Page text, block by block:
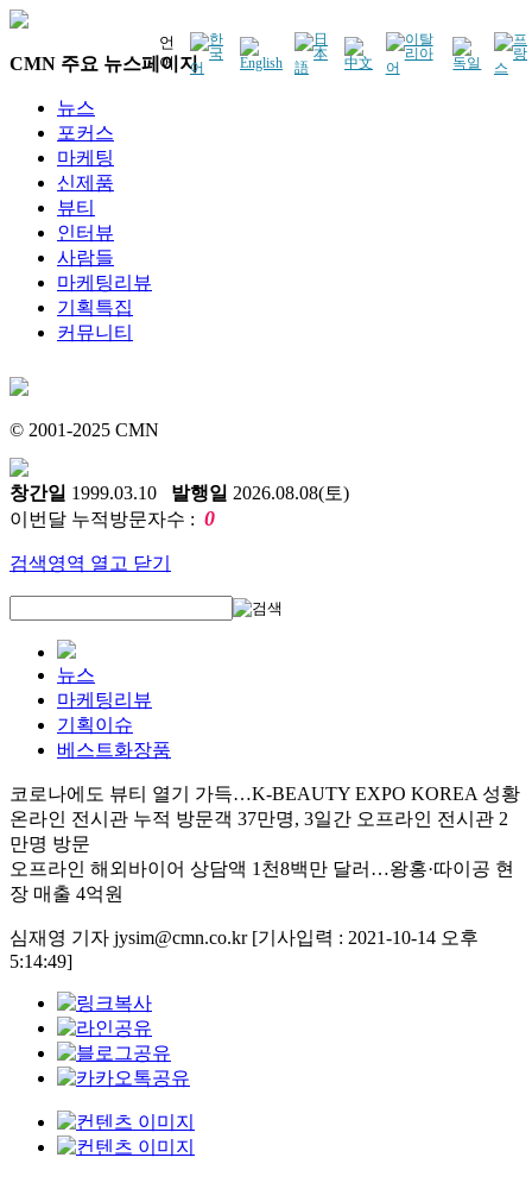
언
어
CMN 주요 뉴스페이지
뉴스
포커스
마케팅
신제품
뷰티
인터뷰
사람들
마케팅리뷰
기획특집
커뮤니티
© 2001-2025 CMN
창간일 1999.03.10 발행일 2026.08.08(토)
이번달 누적방문자수 : 0
검색영역 열고 닫기
뉴스
마케팅리뷰
기획이슈
베스트화장품
코로나에도 뷰티 열기 가득…K-BEAUTY EXPO KOREA 성황
온라인 전시관 누적 방문객 37만명, 3일간 오프라인 전시관 2
만명 방문
오프라인 해외바이어 상담액 1천8백만 달러…왕홍·따이공 현
장 매출 4억원
심재영 기자 jysim@cmn.co.kr [기사입력 : 2021-10-14 오후
5:14:49]